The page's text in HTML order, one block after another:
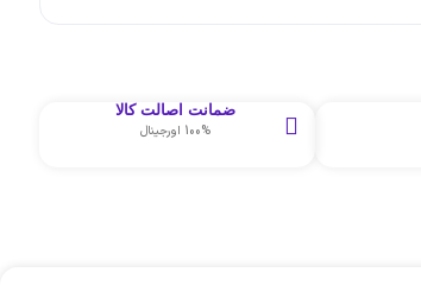
ضمانت اصالت کالا
100% اورجینال